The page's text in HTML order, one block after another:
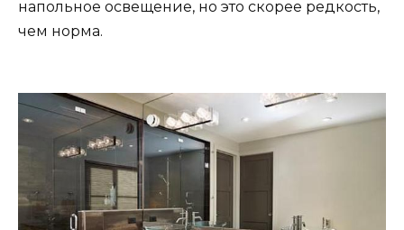
напольное освещение, но это скорее редкость,
чем норма.